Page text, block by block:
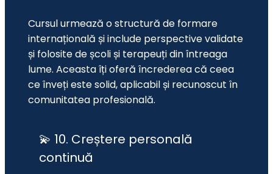
Cursul urmează o structură de formare
internațională și include perspective validate
și folosite de școli și terapeuți din întreaga
lume. Aceasta îți oferă încrederea că ceea
ce înveți este solid, aplicabil și recunoscut în
comunitatea profesională.
💫 10. Creștere personală
continuă